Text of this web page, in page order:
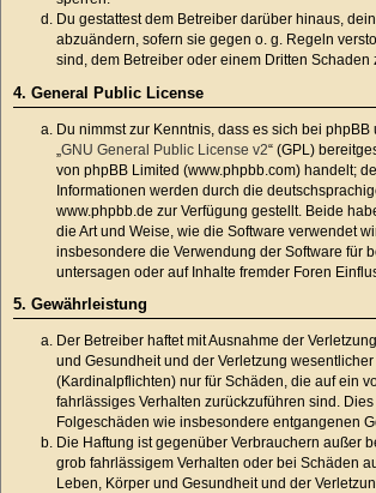
Du gestattest dem Betreiber darüber hinaus,
abzuändern, sofern sie gegen o. g. Regeln
sind, dem Betreiber oder einem Dritten Schaden
4. General Public License
Du nimmst zur Kenntnis, dass es sich bei phpBB
GNU General Public License v2“ (GPL)
von phpBB Limited (www.phpbb.com) handelt;
Informationen werden durch die
www.phpbb.de zur Verfügung gestellt. Beide
die Art und Weise, wie die Software verwendet
insbesondere die Verwendung der Software für
untersagen oder auf Inhalte fremder Foren
5. Gewährleistung
Der Betreiber haftet mit Ausnahme der
und Gesundheit und der Verletzung
(Kardinalpflichten) nur für Schäden, die auf ein
fahrlässiges Verhalten zurückzuführen sind.
Folgeschäden wie insbesondere entgangenen
Die Haftung ist gegenüber Verbrauchern außer
grob fahrlässigem Verhalten oder bei Schäden
Leben, Körper und Gesundheit und der